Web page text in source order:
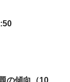
の傾向（10